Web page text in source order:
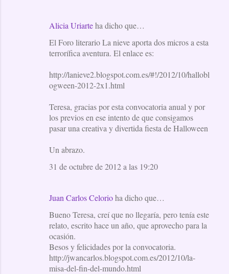
Alicia Uriarteha dicho que…
El Foro literario La nieve aporta dos micros a esta
terrorífica aventura. El enlace es:
http://lanieve2.blogspot.com.es/#!/2012/10/hallobl
ogween-2012-2x1.html
Teresa, gracias por esta convocatoria anual y por
los previos en ese intento de que consigamos
pasar una creativa y divertida fiesta de Halloween
Un abrazo.
31 de octubre de 2012 a las 19:20
Juan Carlos Celorioha dicho que…
Bueno Teresa, creí que no llegaría, pero tenía este
relato, escrito hace un año, que aprovecho para la
ocasión.
Besos y felicidades por la convocatoria.
http://jwancarlos.blogspot.com.es/2012/10/la-
misa-del-fin-del-mundo.html